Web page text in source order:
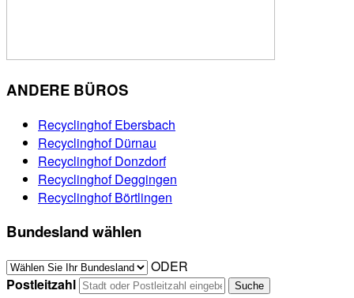
ANDERE BÜROS
Recyclinghof Ebersbach
Recyclinghof Dürnau
Recyclinghof Donzdorf
Recyclinghof Deggingen
Recyclinghof Börtlingen
Bundesland wählen
ODER
Postleitzahl